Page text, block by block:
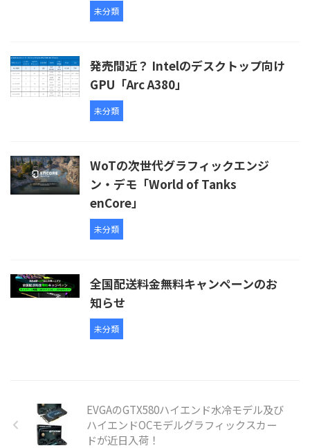
未分類
発売間近？ Intelのデスクトップ向け
GPU「Arc A380」
未分類
WoTの次世代グラフィックエンジ
ン・デモ「World of Tanks
enCore」
未分類
全国配送料金無料キャンペーンのお
知らせ
未分類
EVGAのGTX580ハイエンド水冷モデル及び
ハイエンドOCモデルグラフィックスカー
ドが近日入荷！